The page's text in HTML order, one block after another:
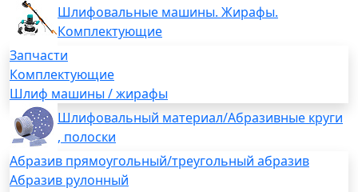
Шлифовальные машины. Жирафы.
Комплектующие
Запчасти
Комплектующие
Шлиф машины / жирафы
Шлифовальный материал/Абразивные круги
, полоски
Абразив прямоугольный/треугольный абразив
Абразив рулонный